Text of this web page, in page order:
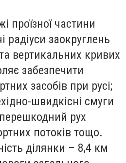
проїзної частини
заокруглень
вертикальних кривих
забезпечити
засобів при русі;
швидкісні смуги
рух
потоків тощо.
ділянки – 8,4 км